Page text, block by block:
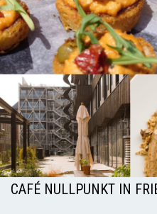
CAFÉ NULLPUNKT IN